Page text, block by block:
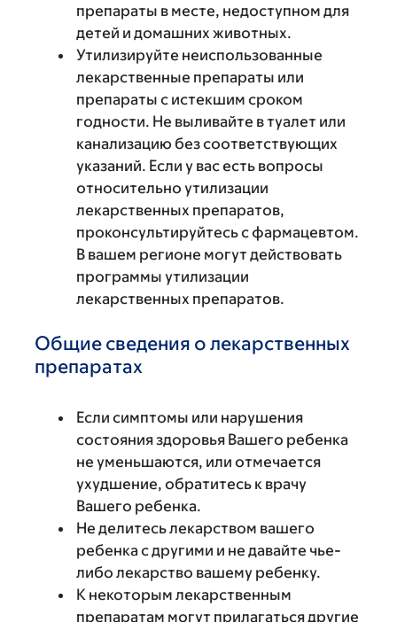
препараты в месте, недоступном для
детей и домашних животных.
Утилизируйте неиспользованные
лекарственные препараты или
препараты с истекшим сроком
годности. Не выливайте в туалет или
канализацию без соответствующих
указаний. Если у вас есть вопросы
относительно утилизации
лекарственных препаратов,
проконсультируйтесь с фармацевтом.
В вашем регионе могут действовать
программы утилизации
лекарственных препаратов.
Общие сведения о лекарственных
препаратах
Если симптомы или нарушения
состояния здоровья Вашего ребенка
не уменьшаются, или отмечается
ухудшение, обратитесь к врачу
Вашего ребенка.
Не делитесь лекарством вашего
ребенка с другими и не давайте чье-
либо лекарство вашему ребенку.
К некоторым лекарственным
препаратам могут прилагаться другие